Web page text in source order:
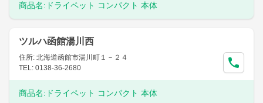
商品名: ドライペット コンパクト 本体
ツルハ函館湯川西
住所: 北海道函館市湯川町１－２４
TEL: 0138-36-2680
商品名: ドライペット コンパクト 本体